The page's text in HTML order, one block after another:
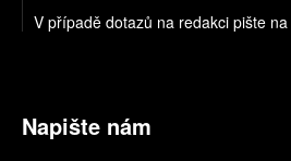
V případě dotazů na redakci pište na
Napište nám